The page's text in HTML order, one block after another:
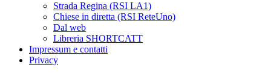
Strada Regina (RSI LA1)
Chiese in diretta (RSI ReteUno)
Dal web
Libreria SHORTCATT
Impressum e contatti
Privacy